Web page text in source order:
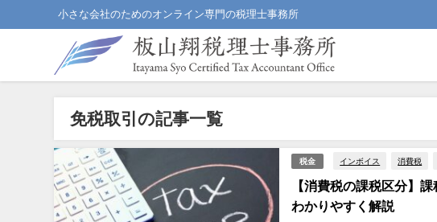
小さな会社のためのオンライン専門の税理士事務所
免税取引の記事一覧
税金 インボイス 消費税
【消費税の課税区分】
わかりやすく解説